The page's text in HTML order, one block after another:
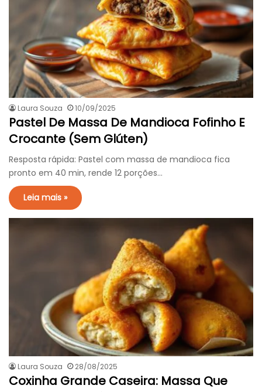
Laura Souza 10/09/2025
Pastel De Massa De Mandioca Fofinho E
Crocante (Sem Glúten)
Resposta rápida: Pastel com massa de mandioca fica
pronto em 40 min, rende 12 porções…
Leia mais »
Laura Souza 28/08/2025
Coxinha Grande Caseira: Massa Que